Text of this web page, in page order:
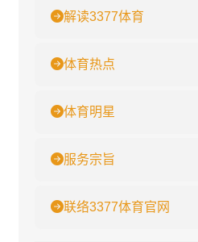
解读3377体育
体育热点
体育明星
服务宗旨
联络3377体育官网